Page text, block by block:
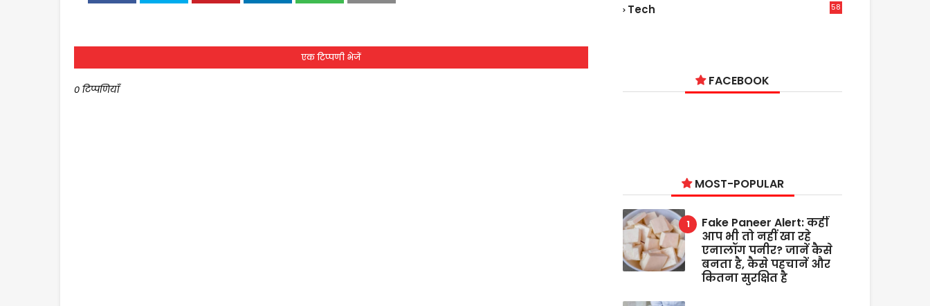
एक टिप्पणी भेजें
0 टिप्पणियाँ
Tech
58
FACEBOOK
MOST-POPULAR
Fake Paneer Alert: कहीं
आप भी तो नहीं खा रहे
एनालॉग पनीर? जानें कैसे
बनता है, कैसे पहचानें और
कितना सुरक्षित है